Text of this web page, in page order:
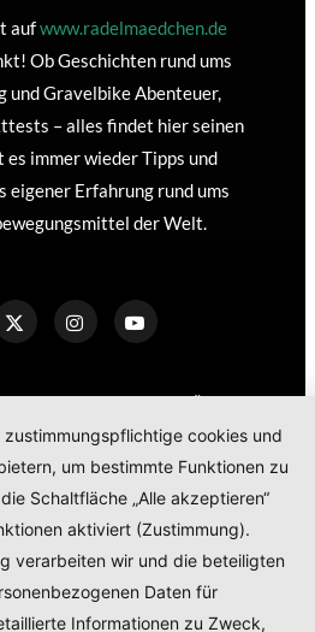
aufwww.radelmaedchen.de
Ob Geschichten rund ums
und Gravelbike Abenteuer,
– alles findet hier seinen
es immer wieder Tipps und
eigener Erfahrung rund ums
der Welt.
DATENSCHUTZERKLÄRUNG
POLICY
GEWINNSPIEL
– SPONSORED POSTS
- REGISTERED BRAND.
cookies und
um bestimmte Funktionen zu
Schaltfläche „Alle akzeptieren“
aktiviert (Zustimmung).
verarbeiten wir und die beteiligten
Daten für
Informationen zu Zweck,